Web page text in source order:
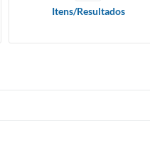
Itens/Resultados